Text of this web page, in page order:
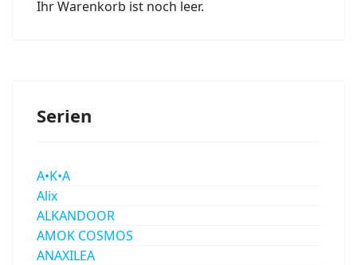
Ihr Warenkorb ist noch leer.
Serien
A•K•A
Alix
ALKANDOOR
AMOK COSMOS
ANAXILEA